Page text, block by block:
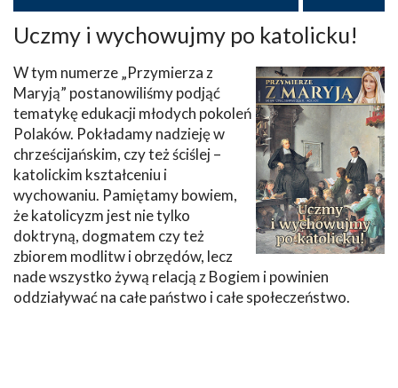
Uczmy i wychowujmy po katolicku!
W tym numerze „Przymierza z
Maryją” postanowiliśmy podjąć
tematykę edukacji młodych pokoleń
Polaków. Pokładamy nadzieję w
chrześcijańskim, czy też ściślej –
katolickim kształceniu i
wychowaniu. Pamiętamy bowiem,
że katolicyzm jest nie tylko
doktryną, dogmatem czy też
zbiorem modlitw i obrzędów, lecz
nade wszystko żywą relacją z Bogiem i powinien
oddziaływać na całe państwo i całe społeczeństwo.